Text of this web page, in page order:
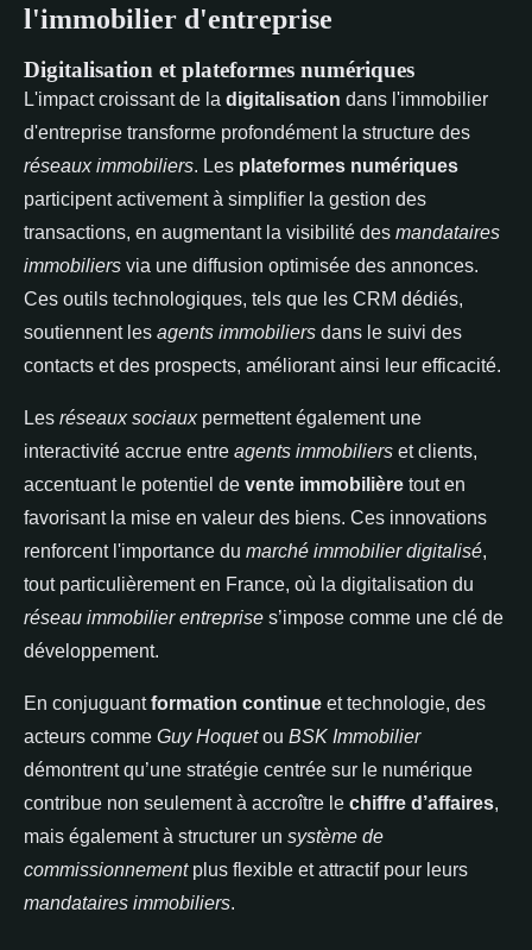
l'immobilier d'entreprise
Digitalisation et plateformes numériques
L'impact croissant de la digitalisation dans l'immobilier
d'entreprise transforme profondément la structure des
réseaux immobiliers. Les plateformes numériques
participent activement à simplifier la gestion des
transactions, en augmentant la visibilité des mandataires
immobiliers via une diffusion optimisée des annonces.
Ces outils technologiques, tels que les CRM dédiés,
soutiennent les agents immobiliers dans le suivi des
contacts et des prospects, améliorant ainsi leur efficacité.
Les réseaux sociauxpermettent également une
interactivité accrue entre agents immobiliers et clients,
accentuant le potentiel de vente immobilière tout en
favorisant la mise en valeur des biens. Ces innovations
renforcent l'importance du marché immobilier digitalisé,
tout particulièrement en France, où la digitalisation du
réseau immobilier entreprise s’impose comme une clé de
développement.
En conjuguantformation continue et technologie, des
acteurs comme Guy Hoquetou BSK Immobilier
démontrent qu’une stratégie centrée sur le numérique
contribue non seulement à accroître le chiffre d’affaires,
mais également à structurer un système de
commissionnementplus flexible et attractif pour leurs
mandataires immobiliers.